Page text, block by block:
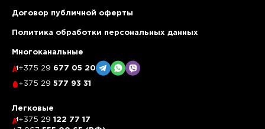
Договор публичной оферты
Политика обработки персональных данных
Многоканальные
+375 29 677 05 20
+375 29 577 93 31
Легковые
+375 29 122 77 17